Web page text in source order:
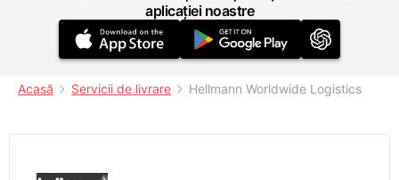
aplicației noastre
Acasă Servicii de livrare Hellmann Worldwide Logistics